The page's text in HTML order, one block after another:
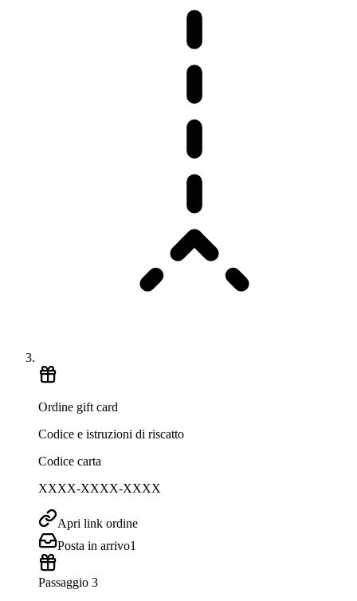
Ordine gift card
Codice e istruzioni di riscatto
Codice carta
XXXX-XXXX-XXXX
Apri link ordine
Posta in arrivo1
Passaggio 3